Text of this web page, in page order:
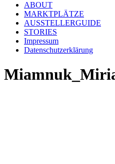
ABOUT
MARKTPLÄTZE
AUSSTELLERGUIDE
STORIES
Impressum
Datenschutzerklärung